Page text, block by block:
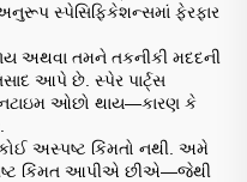
સ્પેસિફિકેશન્સમાં ફેરફાર
અથવા તમને તકનીકી મદદની
આપે છે. સ્પેર પાર્ટ્સ
ઓછો થાય—કારણ કે
અસ્પષ્ટ કિંમતો નથી. અમે
કિંમત આપીએ છીએ—જેથી